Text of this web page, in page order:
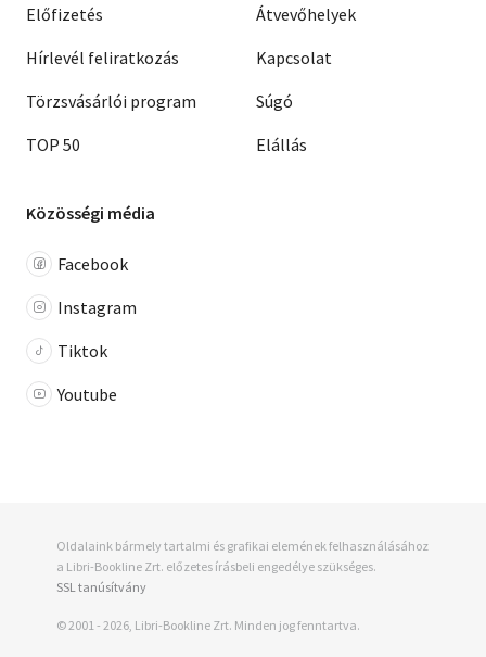
Előfizetés
Hírlevél feliratkozás
Törzsvásárlói program
TOP 50
Átvevőhelyek
Kapcsolat
Súgó
Elállás
Közösségi média
Facebook
Instagram
Tiktok
Youtube
Oldalaink bármely tartalmi és grafikai elemének felhasználásához
a Libri-Bookline Zrt. előzetes írásbeli engedélye szükséges.
SSL tanúsítvány
© 2001 - 2026, Libri-Bookline Zrt. Minden jog fenntartva.